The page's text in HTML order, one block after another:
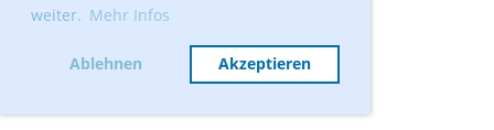
weiter. Mehr Infos
Ablehnen Akzeptieren